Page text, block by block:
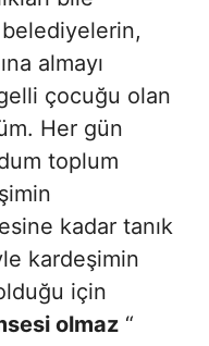
almayı
çocuğu olan
Her gün
toplum
kadar tanık
kardeşimin
için
olmaz “